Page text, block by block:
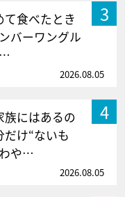
3
て食べたとき
バーワングル
2026.08.05
4
族にはあるの
け“ないも
や…
2026.08.05